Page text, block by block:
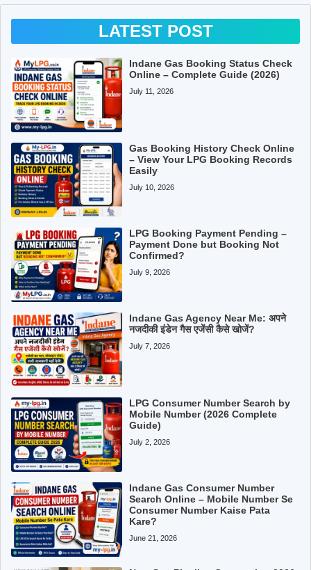
LATEST POST
Indane Gas Booking Status Check
Online – Complete Guide (2026)
July 11, 2026
Gas Booking History Check Online
– View Your LPG Booking Records
Easily
July 10, 2026
LPG Booking Payment Pending –
Payment Done but Booking Not
Confirmed?
July 9, 2026
Indane Gas Agency Near Me: अपने
नजदीकी इंडेन गैस एजेंसी कैसे खोजें?
July 7, 2026
LPG Consumer Number Search by
Mobile Number (2026 Complete
Guide)
July 2, 2026
Indane Gas Consumer Number
Search Online – Mobile Number Se
Consumer Number Kaise Pata
Kare?
June 21, 2026